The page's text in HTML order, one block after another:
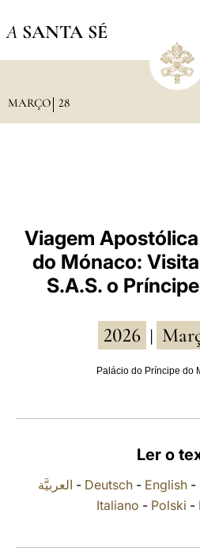
A SANTA SÉ
MARÇO 28
Viagem
do Mónaco:
S.A.S. o
2026
Palácio do Príncipe do
Ler o
العربيَّة - Deutsch- English-
Italiano - Polski -